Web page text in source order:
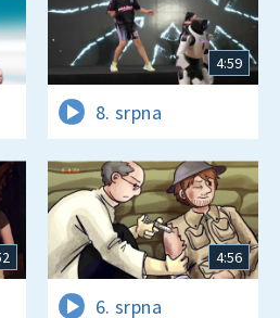
4:59
8. srpna
4:56
6. srpna